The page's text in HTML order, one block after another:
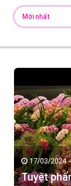
17/03/2024
Tuyệt